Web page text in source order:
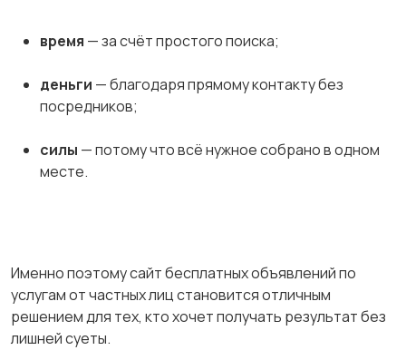
время — за счёт простого поиска;
деньги — благодаря прямому контакту без
посредников;
силы — потому что всё нужное собрано в одном
месте.
Именно поэтому сайт бесплатных объявлений по
услугам от частных лиц становится отличным
решением для тех, кто хочет получать результат без
лишней суеты.